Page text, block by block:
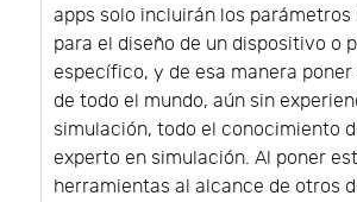
apps solo incluirán los
para el diseño de un dispositivo o
específico, y de esa manera
de todo el mundo, aún sin
simulación, todo el conocimiento
experto en simulación. Al poner
herramientas al alcance de otros